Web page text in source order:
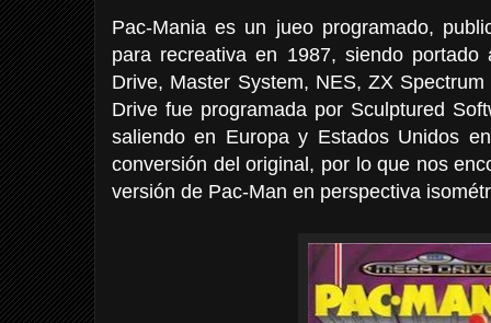
Pac-Mania es un jueo programado,
para recreativa en 1987, siendo
Drive, Master System, NES, ZX
Drive fue programada por Sculptured
saliendo en Europa y Estados Unidos
conversión del original, por lo que nos
versión de Pac-Man en perspectiva